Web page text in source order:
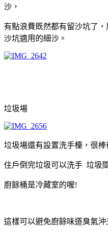
沙，
有點浪費既然都有留沙坑了
沙坑適用的細沙。
垃圾場
垃圾場還有設置洗手檯，很棒
住戶倒完垃圾可以洗手 垃圾
廚餘桶是冷藏室的喔!
這樣可以避免廚餘味道臭氣沖